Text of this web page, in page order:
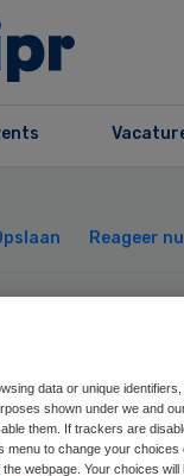
Reageer nu
data or unique identifiers,
shown under we and
them. If trackers are
to change your
webpage. Your choices